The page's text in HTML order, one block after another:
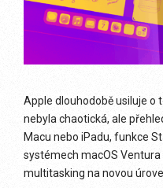
Apple dlouhodobě usiluje o
nebyla chaotická, ale
Macu nebo iPadu, funkce
systémech macOS Ventura
multitasking na novou